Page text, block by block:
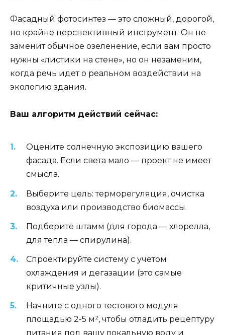
Фасадный фотосинтез — это сложный, дорогой,
но крайне перспективный инструмент. Он не
заменит обычное озеленение, если вам просто
нужны «листики на стене», но он незаменим,
когда речь идет о реальном воздействии на
экологию здания.
Ваш алгоритм действий сейчас:
Оцените солнечную экспозицию вашего
фасада. Если света мало — проект не имеет
смысла.
Выберите цель: терморегуляция, очистка
воздуха или производство биомассы.
Подберите штамм (для города — хлорелла,
для тепла — спирулина).
Спроектируйте систему с учетом
охлаждения и дегазации (это самые
критичные узлы).
Начните с одного тестового модуля
площадью 2-5 м², чтобы отладить рецептуру
питания под вашу локальную воду и